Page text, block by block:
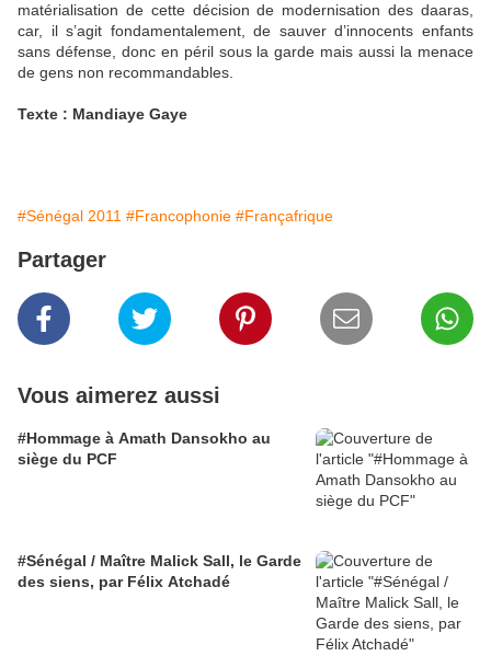
matérialisation de cette décision de modernisation des daaras,
car, il s’agit fondamentalement, de sauver d’innocents enfants
sans défense, donc en péril sous la garde mais aussi la menace
de gens non recommandables.
Texte : Mandiaye Gaye
#Sénégal 2011 #Francophonie #Françafrique
Partager
Vous aimerez aussi
#Hommage à Amath Dansokho au
siège du PCF
#Sénégal / Maître Malick Sall, le Garde
des siens, par Félix Atchadé